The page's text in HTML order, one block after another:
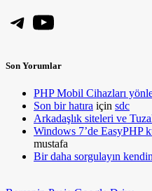
Telegram
YouTube
Son Yorumlar
PHP Mobil Cihazları
Son bir hatıra için sdc
Arkadaşlık siteleri ve
Windows 7’de EasyPHP
mustafa
Bir daha sorgulayın